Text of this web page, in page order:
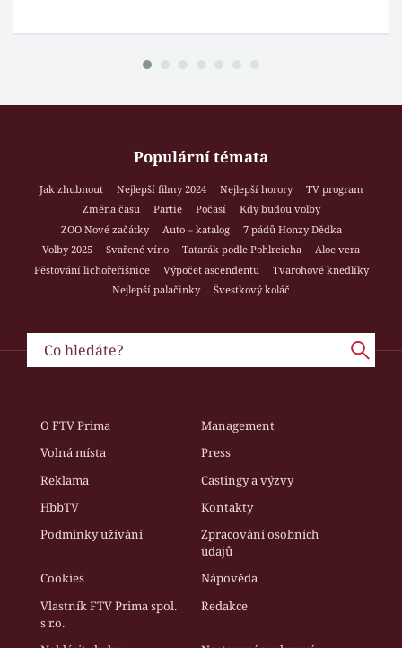
Populární témata
Jak zhubnout Nejlepší filmy 2024 Nejlepší horory
TV program
Změna času
Partie Počasí
Kdy budou volby
ZOO Nové začátky
Auto – katalog
7 pádů Honzy Dědka
Volby 2025
Svařené víno Tatarák podle Pohlreicha
Aloe vera
Pěstování lichořeřišnice
Výpočet ascendentu
Tvarohové knedlíky
Nejlepší palačinky
Švestkový koláč
O FTV Prima
Management
Volná místa
Press
Reklama
Castingy a výzvy
HbbTV
Kontakty
Podmínky užívání
Zpracování osobních
údajů
Cookies
Nápověda
Vlastník FTV Prima spol.
s r.o.
Redakce